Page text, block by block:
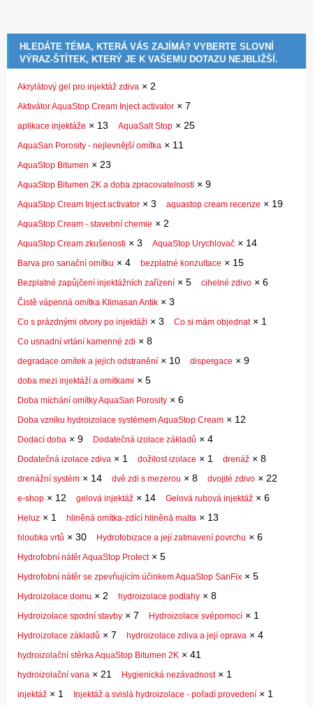
HLEDÁTE TÉMA, KTERÁ VÁS ZAJÍMÁ? VYBERTE SLOVNÍ
VÝRAZ-ŠTÍTEK, KTERÝ JE K VAŠEMU DOTAZU NEJBLIŽŠÍ.
Akrylátový gel pro injektáž zdiva × 2
Aktivátor AquaStop Cream Inject activator × 7
aplikace injektáže × 13 AquaSalt Stop × 25
AquaSan Porosity - nejlevnější omítka × 11
AquaStop Bitumen × 23
AquaStop Bitumen 2K a doba zpracovatelnosti × 9
AquaStop Cream Inject activator × 3 aquastop cream recenze × 19
AquaStop Cream - stavební chemie × 2
AquaStop Cream zkušenosti × 3 AquaStop Urychlovač × 14
Barva pro sanační omítku × 4 bezplatné konzultace × 15
Bezplatné zapůjčení injektážních zařízení × 5 cihelné zdivo × 6
Čistě vápenná omítka Klimasan Antik × 3
Co s prázdnými otvory po injektáži × 3 Co si mám objednat× 1
Co usnadní vrtání kamenné zdi × 8
degradace omítek a jejich odstranění × 10 dispergace × 9
doba mezi injektáží a omítkami × 5
Doba míchání omítky AquaSan Porosity × 6
Doba vzniku hydroizolace systémem AquaStop Cream × 12
Dodací doba × 9 Dodatečná izolace základů × 4
Dodatečná izolace zdiva × 1 dožilost izolace × 1 drenáž × 8
drenážní systém × 14 dvě zdi s mezerou × 8 dvojité zdivo × 22
e-shop × 12 gelová injektáž × 14 Gelová rubová injektáž × 6
Heluz × 1 hliněná omítka-zdící hliněná malta × 13
hloubka vrtů × 30 Hydrofobizace a její zatmavení povrchu × 6
Hydrofobní nátěr AquaStop Protect× 5
Hydrofobní nátěr se zpevňujícím účinkem AquaStop SanFix × 5
Hydroizolace domu × 2 hydroizolace podlahy × 8
Hydroizolace spodní stavby × 7 Hydroizolace svépomocí × 1
Hydroizolace základů × 7 hydroizolace zdiva a její oprava × 4
hydroizolační stěrka AquaStop Bitumen 2K × 41
hydroizolační vana × 21 Hygienická nezávadnost× 1
injektáž × 1 Injektáž a svislá hydroizolace - pořadí provedení × 1